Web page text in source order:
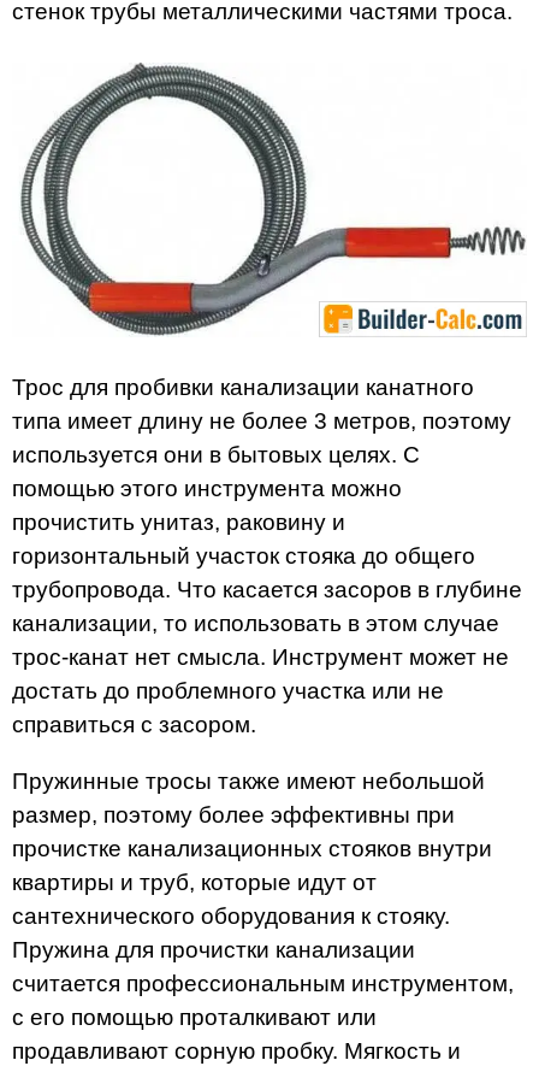
стенок трубы металлическими частями троса.
Трос для пробивки канализации канатного
типа имеет длину не более 3 метров, поэтому
используется они в бытовых целях. С
помощью этого инструмента можно
прочистить унитаз, раковину и
горизонтальный участок стояка до общего
трубопровода. Что касается засоров в глубине
канализации, то использовать в этом случае
трос-канат нет смысла. Инструмент может не
достать до проблемного участка или не
справиться с засором.
Пружинные тросы также имеют небольшой
размер, поэтому более эффективны при
прочистке канализационных стояков внутри
квартиры и труб, которые идут от
сантехнического оборудования к стояку.
Пружина для прочистки канализации
считается профессиональным инструментом,
с его помощью проталкивают или
продавливают сорную пробку. Мягкость и